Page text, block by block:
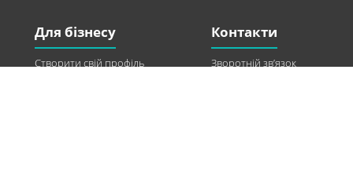
Для бізнесу
Створити свій профіль
Контакти
Зворотній зв’язок